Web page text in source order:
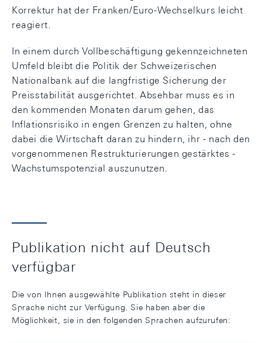
Korrektur hat der Franken/Euro-Wechselkurs leicht
reagiert.
In einem durch Vollbeschäftigung gekennzeichneten
Umfeld bleibt die Politik der Schweizerischen
Nationalbank auf die langfristige Sicherung der
Preisstabilität ausgerichtet. Absehbar muss es in
den kommenden Monaten darum gehen, das
Inflationsrisiko in engen Grenzen zu halten, ohne
dabei die Wirtschaft daran zu hindern, ihr - nach den
vorgenommenen Restrukturierungen gestärktes -
Wachstumspotenzial auszunutzen.
Publikation nicht auf Deutsch
verfügbar
Die von Ihnen ausgewählte Publikation steht in dieser
Sprache nicht zur Verfügung. Sie haben aber die
Möglichkeit, sie in den folgenden Sprachen aufzurufen: